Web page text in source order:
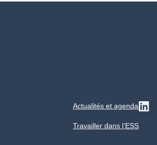
Actualités et agenda
Travailler dans l’ESS